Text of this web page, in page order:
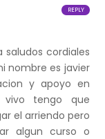
saludos cordiales
nombre es javier
y apoyo en
vivo tengo que
el arriendo pero
algun curso o
REPLY